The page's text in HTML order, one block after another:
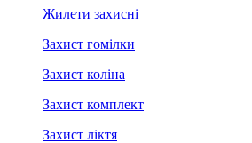
Жилети захисні
Захист гомілки
Захист коліна
Захист комплект
Захист ліктя